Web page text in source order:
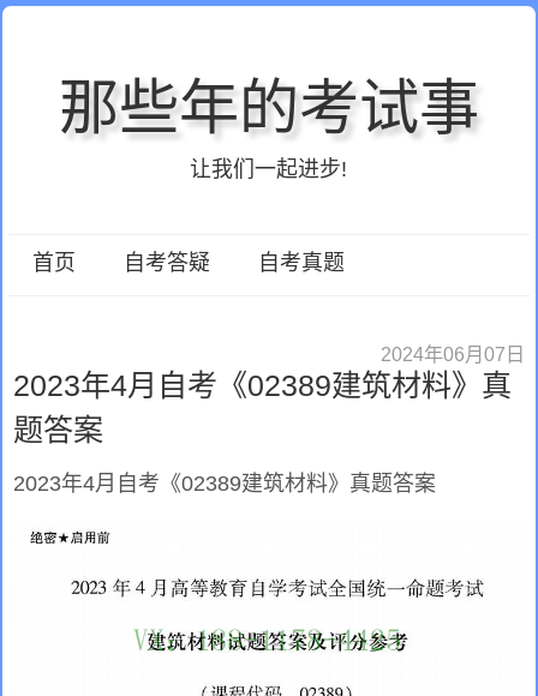
那些年的考试事
让我们一起进步!
首页 自考答疑 自考真题
2024年06月07日
2023年4月自考《02389建筑材料》真
题答案
2023年4月自考《02389建筑材料》真题答案